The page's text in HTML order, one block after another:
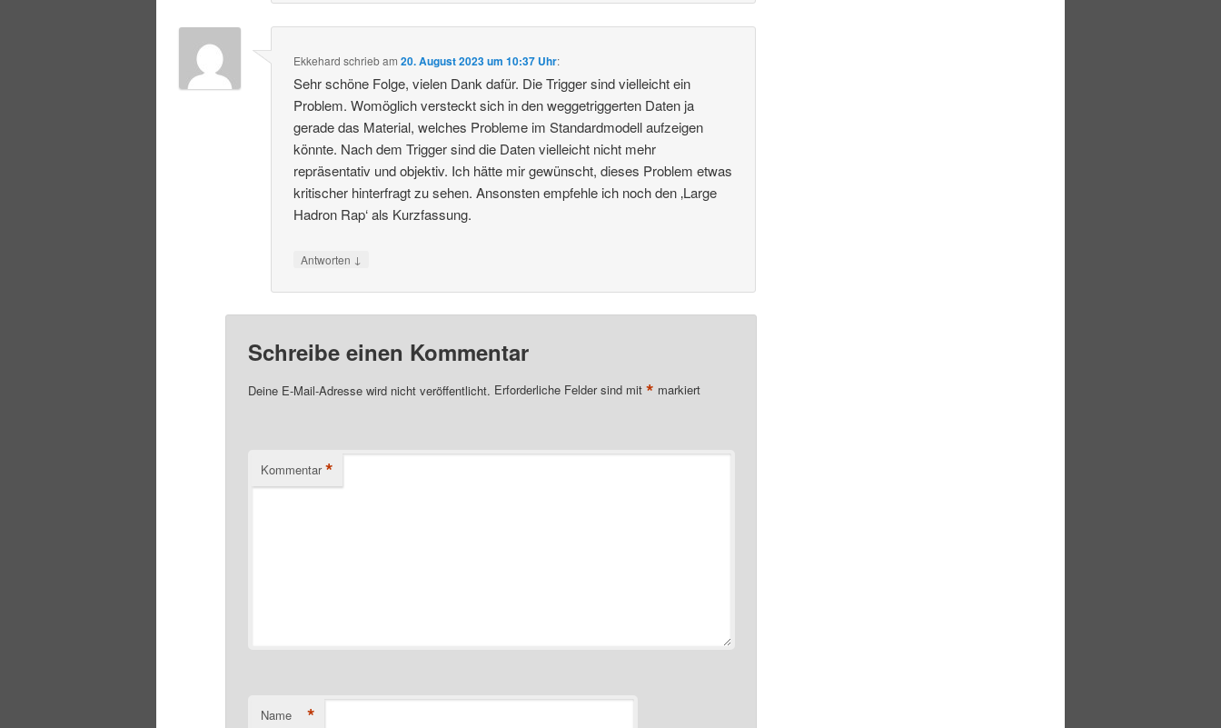
Ekkehard schriebam20. August 2023 um 10:37 Uhr:
Sehr schöne Folge, vielen Dank dafür. Die Trigger sind vielleicht ein
Problem. Womöglich versteckt sich in den weggetriggerten Daten ja
gerade das Material, welches Probleme im Standardmodell aufzeigen
könnte. Nach dem Trigger sind die Daten vielleicht nicht mehr
repräsentativ und objektiv. Ich hätte mir gewünscht, dieses Problem etwas
kritischer hinterfragt zu sehen. Ansonsten empfehle ich noch den ‚Large
Hadron Rap‘ als Kurzfassung.
Antworten ↓
Schreibe einen Kommentar
Deine E-Mail-Adresse wird nicht veröffentlicht. Erforderliche Felder sind mit* markiert
Kommentar *
Name *